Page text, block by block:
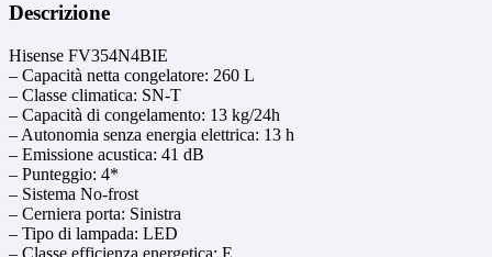
Descrizione
Hisense FV354N4BIE
– Capacità netta congelatore: 260 L
– Classe climatica: SN-T
– Capacità di congelamento: 13 kg/24h
– Autonomia senza energia elettrica: 13 h
– Emissione acustica: 41 dB
– Punteggio: 4*
– Sistema No-frost
– Cerniera porta: Sinistra
– Tipo di lampada: LED